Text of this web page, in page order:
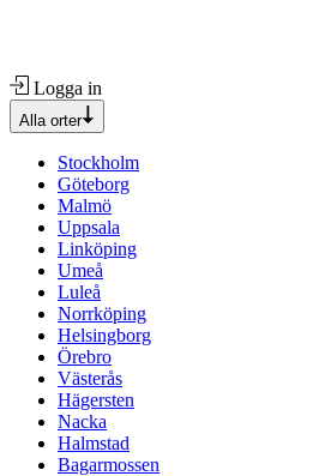
Logga in
Alla orter
Stockholm
Göteborg
Malmö
Uppsala
Linköping
Umeå
Luleå
Norrköping
Helsingborg
Örebro
Västerås
Hägersten
Nacka
Halmstad
Bagarmossen